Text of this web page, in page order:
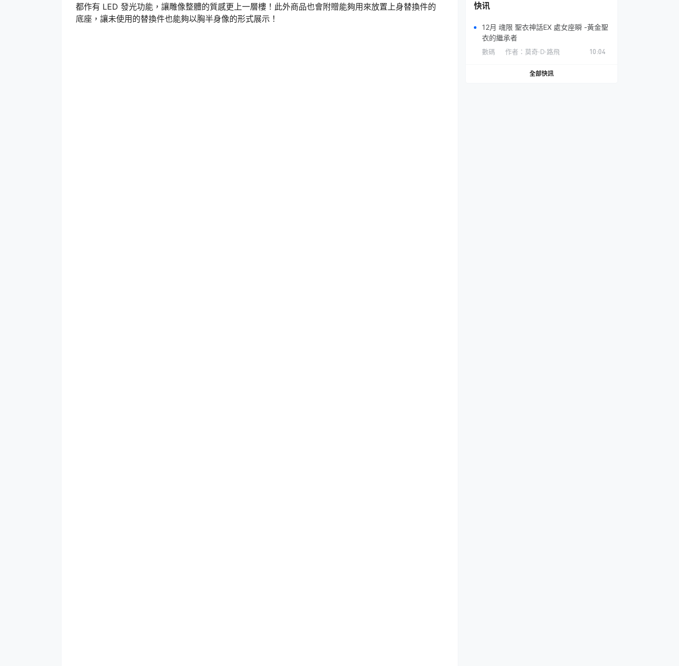
都作有 LED 發光功能，讓雕像整體的質感更上一層樓！此外商品也會附贈能夠用來放置上身替換件的
底座，讓未使用的替換件也能夠以胸半身像的形式展示！
快讯
12月 魂限 聖衣神話EX 處女座瞬 -黃金聖
衣的繼承者
數碼 作者： 莫奇·D·路飛 10:04
全部快訊